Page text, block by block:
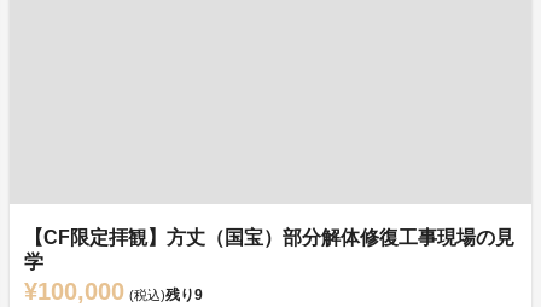
【CF限定拝観】方丈（国宝）部分解体修復工事現場の見
学
¥100,000 (税込)残り9